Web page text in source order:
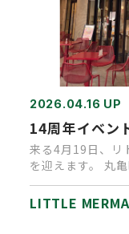
2026.04.16 UP
14周年イベン
来る4月19日、リ
を迎えます。 丸
し、たくさんの
LITTLE